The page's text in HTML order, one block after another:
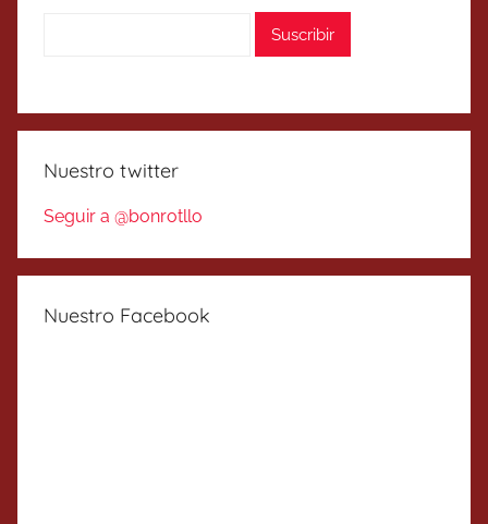
Nuestro twitter
Seguir a @bonrotllo
Nuestro Facebook